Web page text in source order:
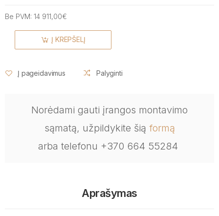
Be PVM: 14 911,00€
Į KREPŠELĮ
Į pageidavimus Palyginti
Norėdami gauti įrangos montavimo
sąmatą, užpildykite šią formą
arba telefonu +370 664 55284
Aprašymas